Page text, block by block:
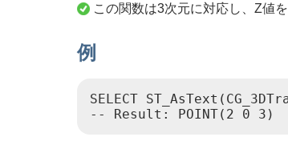
この関数は3次元に対応し、Z値を
例
SELECT
-- Result: POINT(2 0 3)